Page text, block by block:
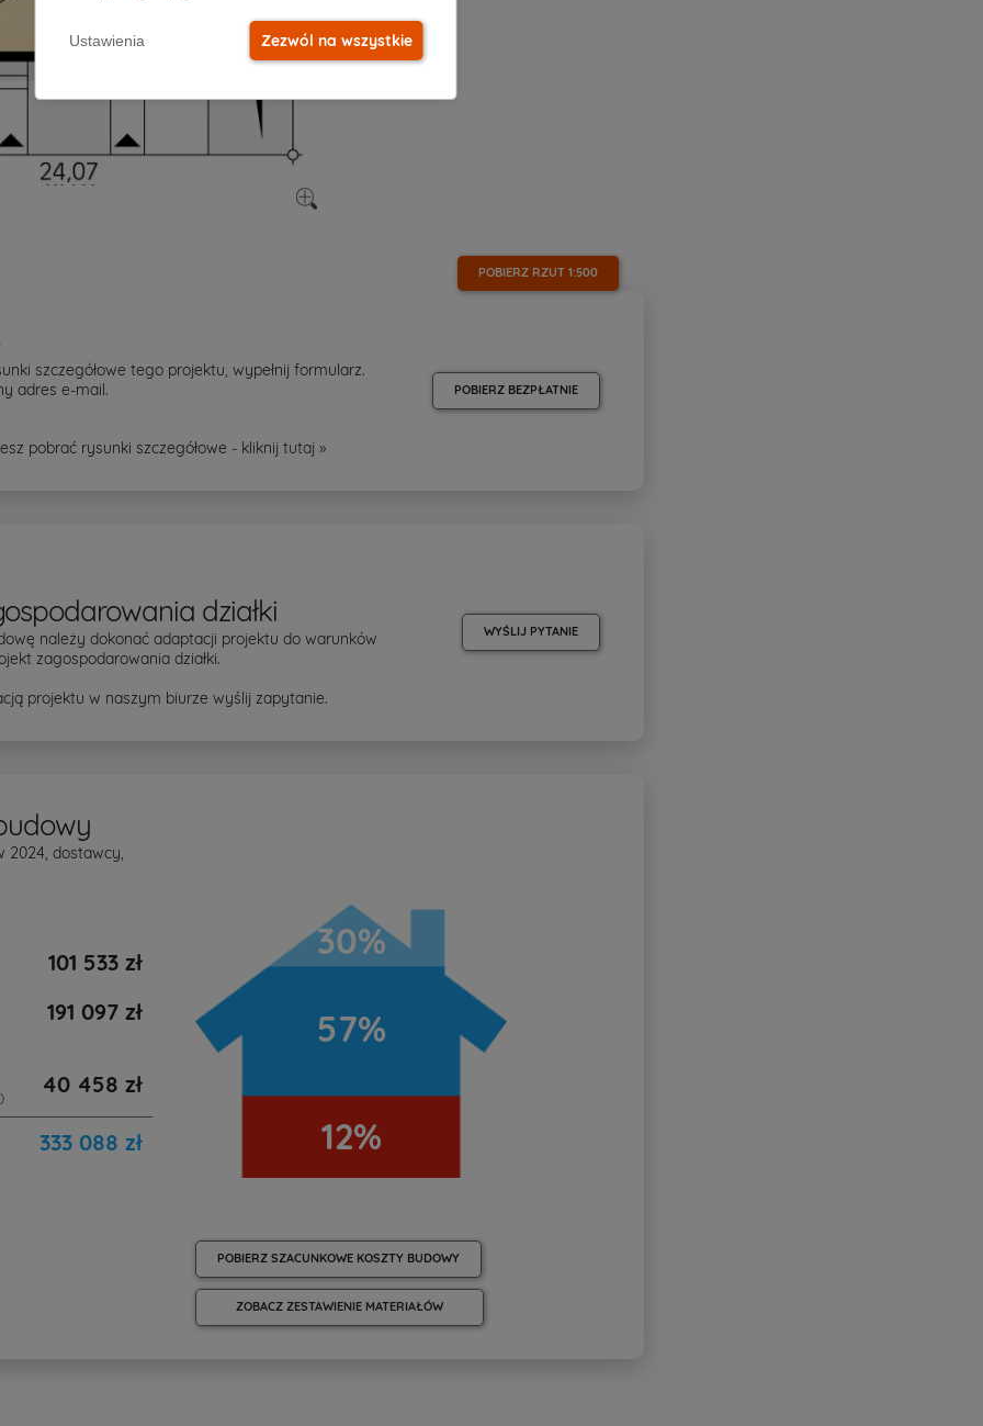
POBIERZ RZUT 1:500
szczegółowe tego projektu, wypełnij formularz.
adres e-mail.
pobrać rysunki szczegółowe - kliknijtutaj »
POBIERZ BEZPŁATNIE
działki
należy dokonać adaptacji projektu do warunków
zagospodarowania działki.
projektu w naszym biurze wyślij zapytanie.
WYŚLIJ PYTANIE
2024, dostawcy,
30%
57%
12%
101 533 zł
191 097 zł
40 458 zł
333 088 zł
POBIERZ SZACUNKOWE KOSZTY BUDOWY
ZOBACZ ZESTAWIENIE MATERIAŁÓW
Ustawienia Zezwól na wszystkie